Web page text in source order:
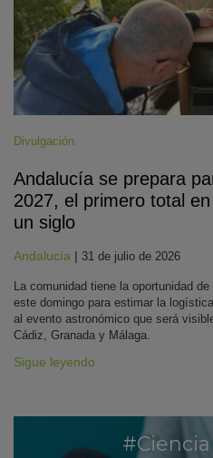
Divulgación
Andalucía se prepara
2027, el primero total
un siglo
Andalucía | 31 de julio de 2026
La comunidad tiene la oportunidad
este domingo para estimar la
al evento astronómico que será
Cádiz, Granada y Málaga.
Sigue leyendo